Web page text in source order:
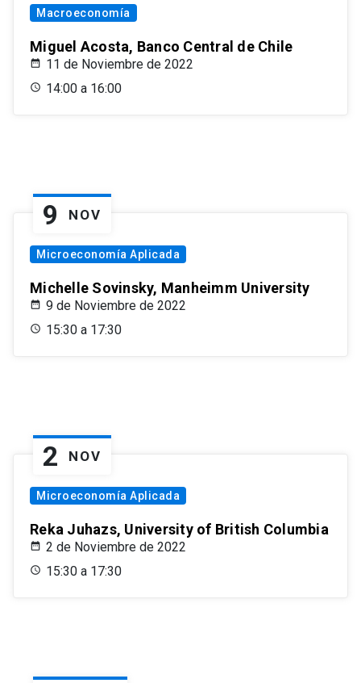
Macroeconomía
Miguel Acosta, Banco Central de Chile
11 de Noviembre de 2022
14:00 a 16:00
9 NOV
Microeconomía Aplicada
Michelle Sovinsky, Manheimm University
9 de Noviembre de 2022
15:30 a 17:30
2 NOV
Microeconomía Aplicada
Reka Juhazs, University of British Columbia
2 de Noviembre de 2022
15:30 a 17:30